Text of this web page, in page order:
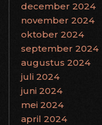
december 2024
november 2024
oktober 2024
september 2024
augustus 2024
juli 2024
juni 2024
mei 2024
april 2024